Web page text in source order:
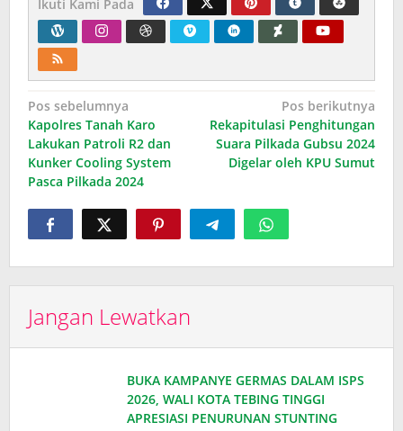
Ikuti Kami Pada
Navigasi
pos
Pos sebelumnya
Kapolres Tanah Karo
Lakukan Patroli R2 dan
Kunker Cooling System
Pasca Pilkada 2024
Pos berikutnya
Rekapitulasi Penghitungan
Suara Pilkada Gubsu 2024
Digelar oleh KPU Sumut
Jangan Lewatkan
BUKA KAMPANYE GERMAS DALAM ISPS
2026, WALI KOTA TEBING TINGGI
APRESIASI PENURUNAN STUNTING